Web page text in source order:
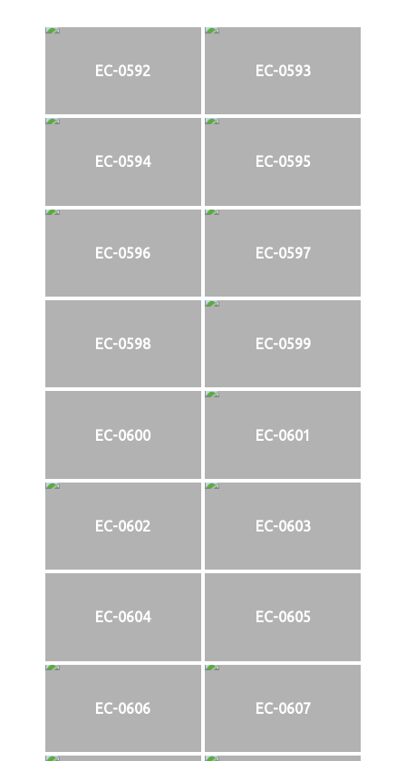
EC-0592 EC-0593
EC-0594 EC-0595
EC-0596 EC-0597
EC-0598 EC-0599
EC-0600 EC-0601
EC-0602 EC-0603
EC-0604 EC-0605
EC-0606 EC-0607